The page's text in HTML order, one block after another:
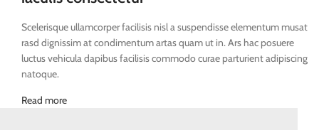
Scelerisque ullamcorper facilisis nisl a suspendisse elementum musat
rasd dignissim at condimentum artas quam ut in. Ars hac posuere
luctus vehicula dapibus facilisis commodo curae parturient adipiscing
natoque.
Read more